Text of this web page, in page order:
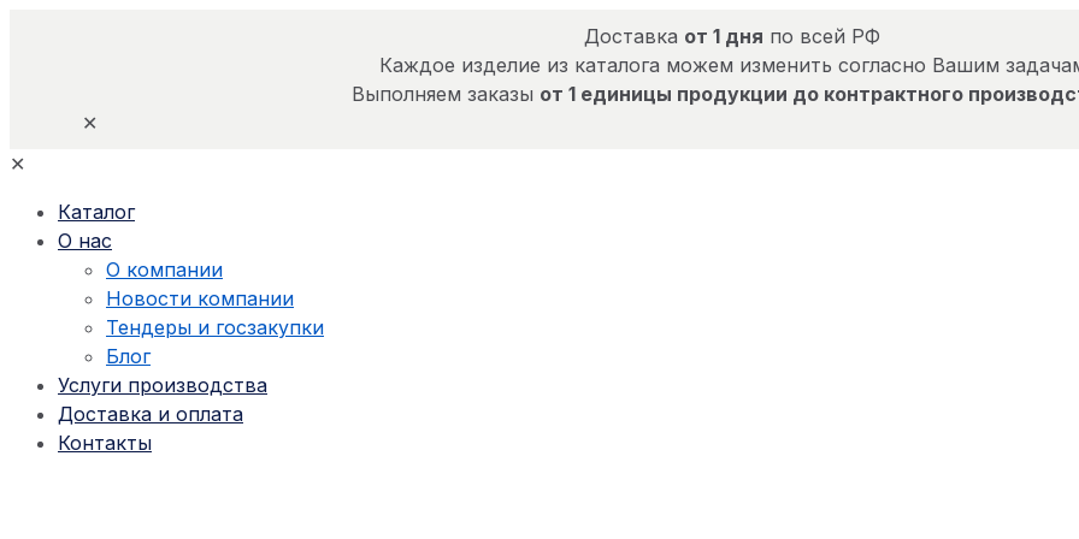
Доставка от 1 дня по всей РФ
Каждое изделие из каталога можем изменить согласно Вашим
Выполняем заказы от 1 единицы продукции до контрактного
✕
✕
Каталог
О нас
О компании
Новости компании
Тендеры и госзакупки
Блог
Услуги производства
Доставка и оплата
Контакты